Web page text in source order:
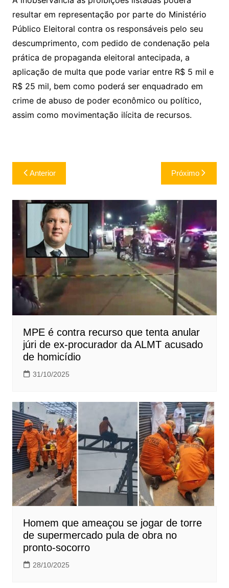
resultar em representação por parte do Ministério
Público Eleitoral contra os responsáveis pelo seu
descumprimento, com pedido de condenação pela
prática de propaganda eleitoral antecipada, a
aplicação de multa que pode variar entre R$ 5 mil e
R$ 25 mil, bem como poderá ser enquadrado em
crime de abuso de poder econômico ou político,
assim como movimentação ilícita de recursos.
Navegação
de
Post
Anterior Próximo
MPE é contra recurso que tenta anular
júri de ex-procurador da ALMT acusado
de homicídio
31/10/2025
Homem que ameaçou se jogar de torre
de supermercado pula de obra no
pronto-socorro
28/10/2025